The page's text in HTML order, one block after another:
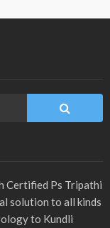
Certified Ps Tripathi
solution to all kinds
to Kundli